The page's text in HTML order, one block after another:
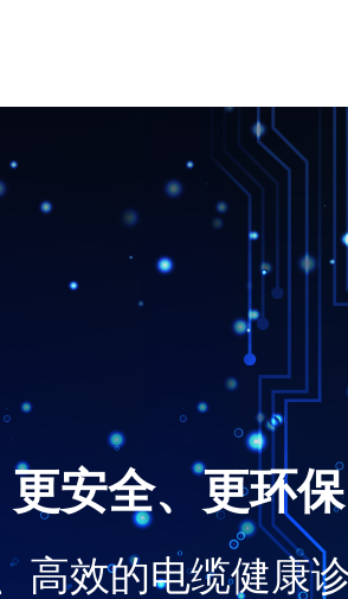
安全、更环保
高效的电缆健康